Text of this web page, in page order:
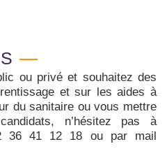
ou privé et souhaitez des
et sur les aides à
du sanitaire ou vous mettre
n’hésitez pas à
36 41 12 18 ou par mail